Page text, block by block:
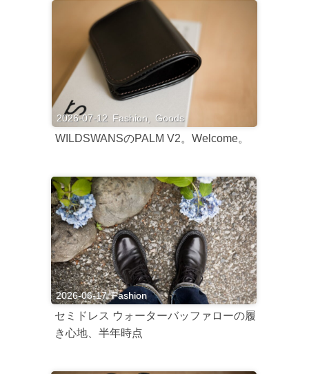
2026-07-12 Fashion, Goods
WILDSWANSのPALM V2。Welcome。
2026-06-17 Fashion
セミドレス ウォーターバッファローの履
き心地、半年時点